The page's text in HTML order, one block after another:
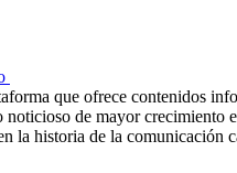
que ofrece contenidos
de mayor crecimiento
la historia de la comunicación